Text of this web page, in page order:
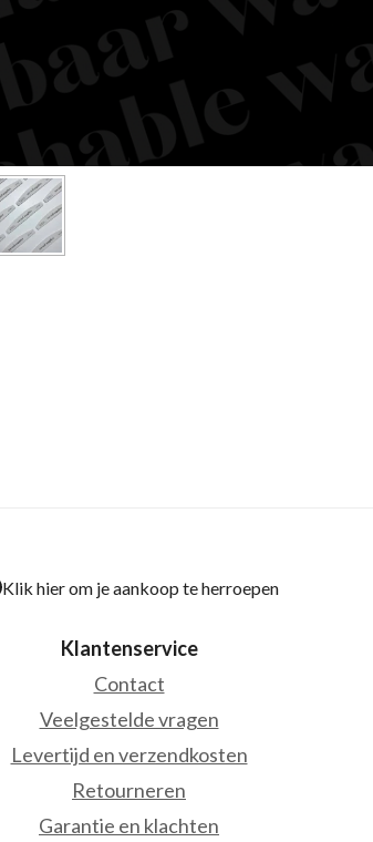
Klik hier om je aankoop te herroepen
Klantenservice
Contact
Veelgestelde vragen
Levertijd en verzendkosten
Retourneren
Garantie en klachten